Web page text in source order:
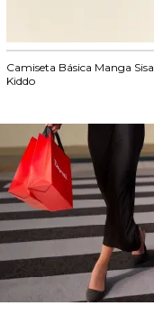
Camiseta Básica Manga Sisa
Kiddo